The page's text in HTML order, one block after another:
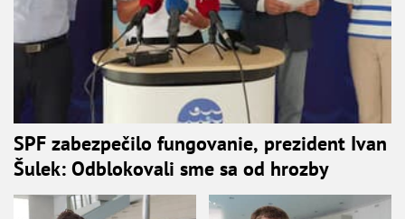
SPF zabezpečilo fungovanie, prezident Ivan
Šulek: Odblokovali sme sa od hrozby